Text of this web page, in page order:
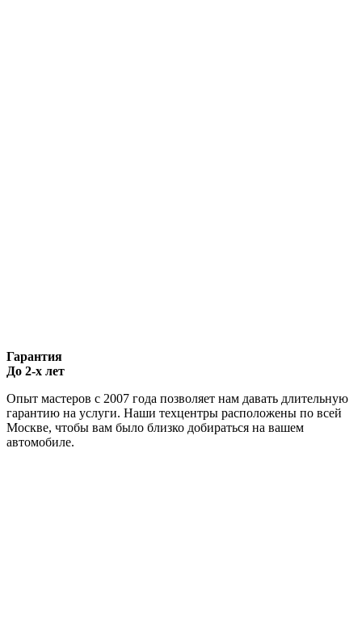
Гарантия
До 2-х лет
Опыт мастеров с 2007 года позволяет нам давать длительную
гарантию на услуги. Наши техцентры расположены по всей
Москве, чтобы вам было близко добираться на вашем
автомобиле.